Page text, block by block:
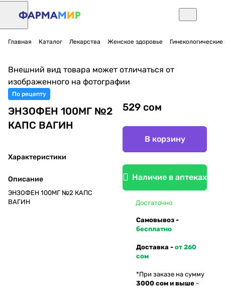
Главная Каталог Лекарства Женское здоровье
Внешний вид товара может отличаться от
изображенного на фотографии
По рецепту
ЭНЗОФЕН 100МГ №2
КАПС ВАГИН
Характеристики
Описание
ЭНЗОФЕН 100МГ №2 КАПС
ВАГИН
529 сом
В корзину
Наличие в аптеках
Достаточно
Самовывоз -
бесплатно
Доставка - от 260
сом
*При заказе на сумму
3000 сом и выше -